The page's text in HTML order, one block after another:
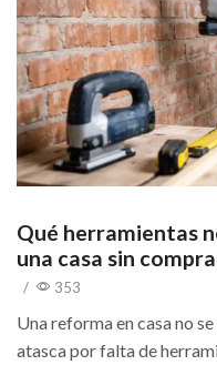
Qué herramientas
una casa sin
/ 353
Una reforma en casa no
atasca por falta de